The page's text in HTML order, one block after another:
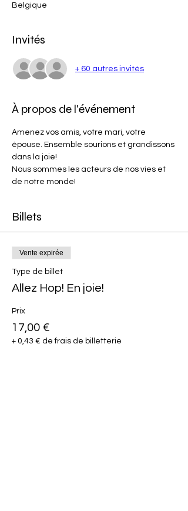
Belgique
Invités
+ 60 autres invités
À propos de l'événement
Amenez vos amis, votre mari, votre
épouse. Ensemble sourions et grandissons
dans la joie!
Nous sommes les acteurs de nos vies et
de notre monde!
Billets
Vente expirée
Type de billet
Allez Hop! En joie!
Prix
17,00 €
+ 0,43 € de frais de billetterie